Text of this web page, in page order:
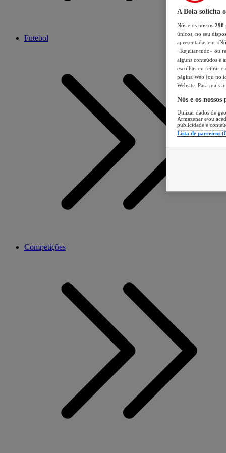
Futebol
Competições
A Bola solicita
Nós e os nossos 298
únicos, no seu
apresentadas em
«Rejeitar tudo» ou
alguns conteúdos e
escolhas ou retirar
página Web (ou no
Website. Para mais
Nós e os
Utilizar dados de
Armazenar e/ou
publicidade e
Lista de parceiros